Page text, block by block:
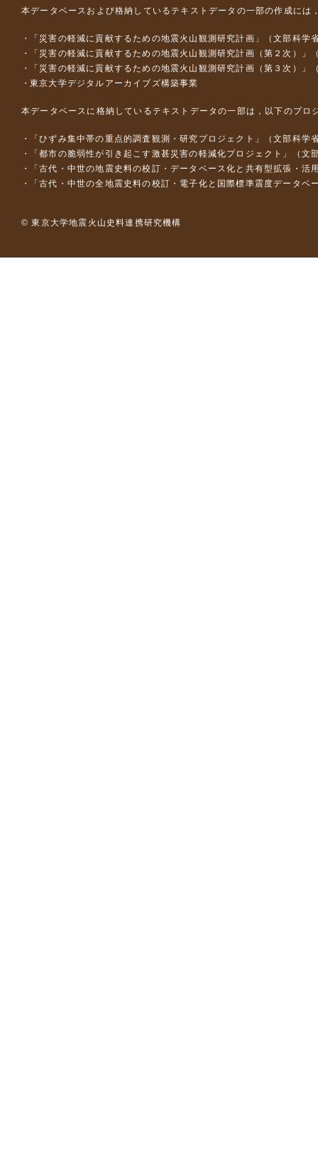
本データベースおよび格納しているテキストデータの一部の作成には
「災害の軽減に貢献するための地震火山観測研究計画」（文部科学
「災害の軽減に貢献するための地震火山観測研究計画（第２次）」
「災害の軽減に貢献するための地震火山観測研究計画（第３次）」
東京大学デジタルアーカイブズ構築事業
本データベースに格納しているテキストデータの一部は，以下のプロ
「ひずみ集中帯の重点的調査観測・研究プロジェクト」（文部科
「都市の脆弱性が引き起こす激甚災害の軽減化プロジェクト」（
「古代・中世の地震史料の校訂・データベース化と共有型拡張・
「古代・中世の全地震史料の校訂・電子化と国際標準震度データ
© 東京大学地震火山史料連携研究機構